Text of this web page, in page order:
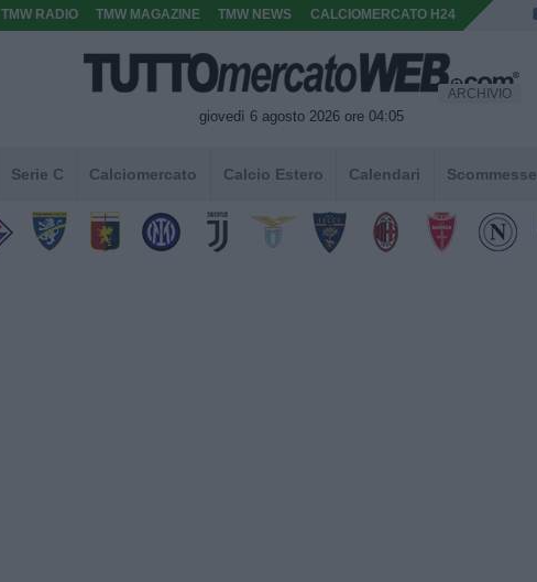
TMW RADIO TMW MAGAZINE TMW NEWS CALCIOMERCATO H24
giovedì 6 agosto 2026 ore 04:05
ARCHIVIO
Serie C Calciomercato Calcio Estero Calendari Scommesse